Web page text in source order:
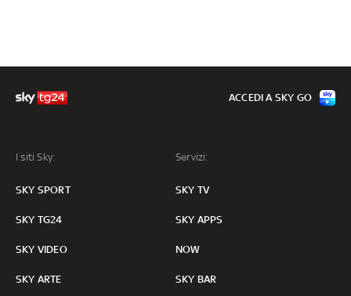
I siti Sky:
SKY SPORT
SKY TG24
SKY VIDEO
SKY ARTE
Servizi:
SKY TV
SKY APPS
NOW
SKY BAR
ACCEDI A SKY GO